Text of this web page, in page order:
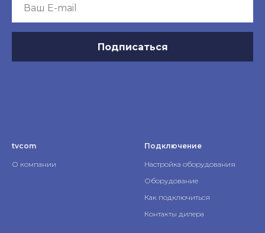
Подписаться
tvcom
О компании
Подключение
Настройка оборудования
Оборудование
Как подключиться
Контакты дилера